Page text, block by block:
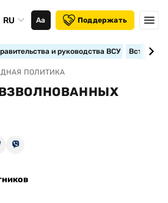
RU Аа Поддержать
и руководства ВСУ
ПОЛИТИКА